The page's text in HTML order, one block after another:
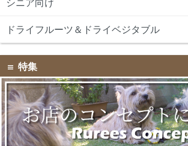
ドライフルーツ＆ドライベジタブル
特集